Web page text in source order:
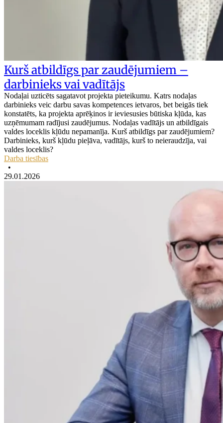
Kurš atbildīgs par zaudējumiem –
darbinieks vai vadītājs
Nodaļai uzticēts sagatavot projekta pieteikumu. Katrs nodaļas
darbinieks veic darbu savas kompetences ietvaros, bet beigās tiek
konstatēts, ka projekta aprēķinos ir ieviesusies būtiska kļūda, kas
uzņēmumam radījusi zaudējumus. Nodaļas vadītājs un atbildīgais
valdes loceklis kļūdu nepamanīja. Kurš atbildīgs par zaudējumiem?
Darbinieks, kurš kļūdu pieļāva, vadītājs, kurš to neieraudzīja, vai
valdes loceklis?
Darba tiesības
•
29.01.2026